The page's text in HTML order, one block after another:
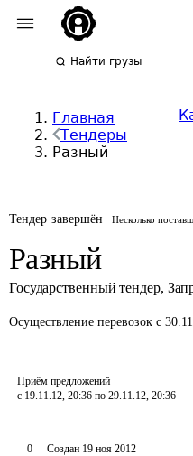
Найти грузы
Главная
Тендеры
Разный
Тендер завершён Несколько
Разный
Государственный тендер,
Осуществление перевозок с
Приём предложений
с 19.11.12, 20:36 по 29.11.12, 20:36
0 Создан 19 ноя 2012